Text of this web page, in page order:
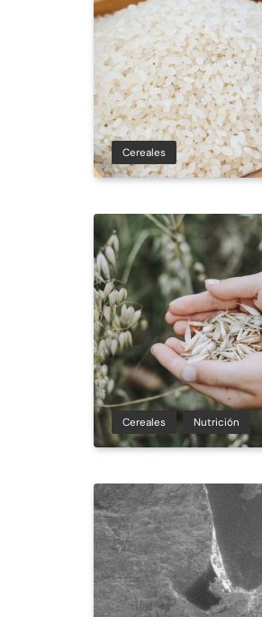
Cereales
Cereales Nutrición